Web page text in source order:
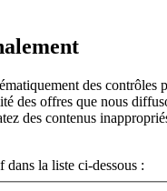
des contrôles
des offres que nous
des contenus
dans la liste ci-dessous :